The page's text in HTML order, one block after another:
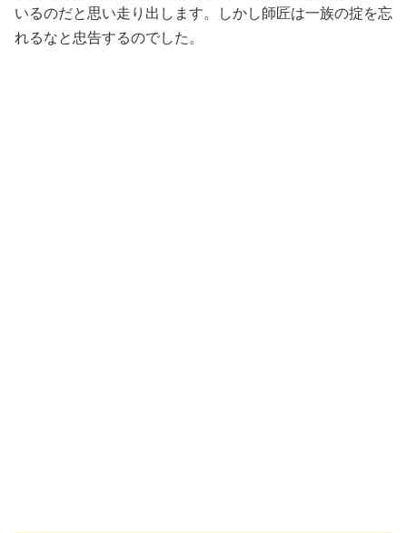
いるのだと思い走り出します。しかし師匠は一族の掟を忘
れるなと忠告するのでした。